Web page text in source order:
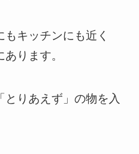
キッチンにも近く
ります。
りあえず」の物を入